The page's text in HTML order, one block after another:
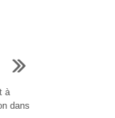
à
dans